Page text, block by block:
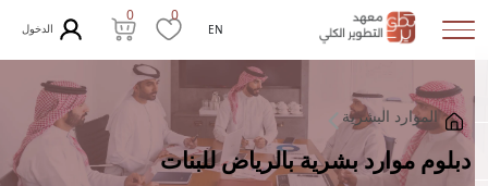
EN
0
0
الدخول
الموارد البشرية
دبلوم موارد بشرية بالرياض للبنات